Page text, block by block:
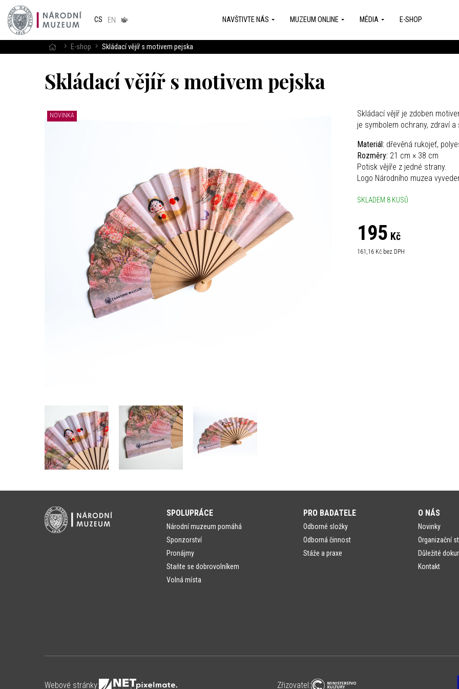
CS EN
v českém
NAVŠTIVTE NÁS MUZEUM ONLINE MÉDIA E-SHOP
E-shop Skládací vějíř s motivem pejska
Skládací vějíř s motivem pejska
NOVINKA
Skládací vějíř je zdoben
je symbolem ochrany, zdraví
Materiál: dřevěná rukojeť,
Rozměry: 21 cm × 38 cm
Potisk vějíře z jedné strany.
Logo Národního muzea
SKLADEM 8 KUSŮ
195 Kč
161,16 Kč bez DPH
SPOLUPRÁCE
Národní muzeum pomáhá
Sponzorství
Pronájmy
Staňte se dobrovolníkem
Volná místa
PRO BADATELE
Odborné složky
Odborná činnost
Stáže a praxe
O NÁS
Novinky
Organizační
Důležité
Kontakt
Webové stránky: Zřizovatel: